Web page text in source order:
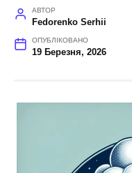
АВТОР
Fedorenko Serhii
ОПУБЛІКОВАНО
19 Березня, 2026